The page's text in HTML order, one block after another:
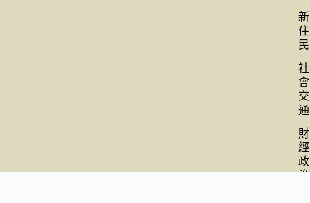
新
住
民
社
會
交
通
財
經
政
治